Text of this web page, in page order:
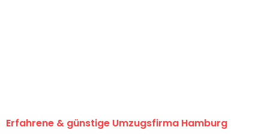
Erfahrene & günstige Umzugsfirma Hamburg